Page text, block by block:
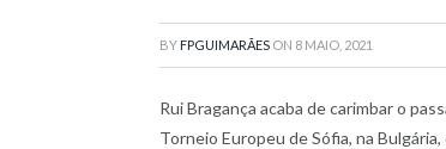
BY FPGUIMARÃES ON 8 MAIO, 2021
Rui Bragança acaba de carimbar o
Torneio Europeu de Sófia, na